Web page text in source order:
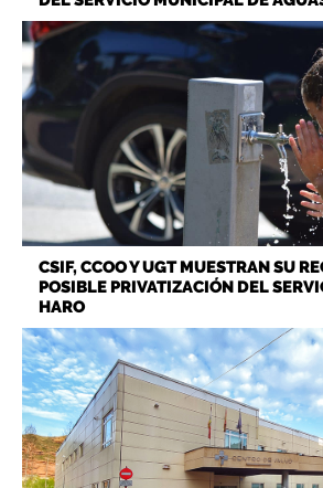
CSIF, CCOO Y UGT MUESTRAN SU
POSIBLE PRIVATIZACIÓN DEL
HARO